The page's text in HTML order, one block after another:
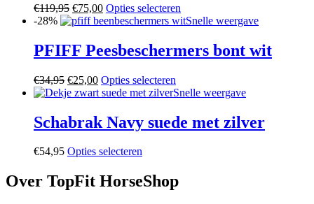
€119,95 Oorspronkelijke
prijs
€119,95.
€75,00Huidige
prijs
€75,00.
Opties selecteren
product
meerdere
variaties.
kan
worden
op
-28% Snelle weergave
PFIFF Peesbeschermers bont wit
€34,95 Oorspronkelijke
prijs
€34,95.
€25,00Huidige
prijs
€25,00.
Opties selecteren
product
meerdere
variaties.
gekozen
Snelle weergave
Schabrak Navy suede met zilver
€54,95 Opties selecteren
heeft
meerdere
Over TopFit HorseShop